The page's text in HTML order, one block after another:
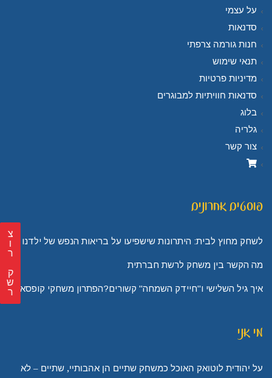
על עצמי
סדנאות
חנות גורמה צרפתי
תנאי שימוש
מדיניות פרטיות
סדנאות חוויתיות למבוגרים
בלוג
גלריה
צור קשר
פוסטים אחרונים
לשחק מחוץ לבית: היתרונות שישפיעו על בריאות הנפש של ילדנו
מה הקשר בין משחק לרשת חברתית
איך גיל השלישי ו"חיידק השמחה" קשורים?הפתרון משחקי קופסא!
מי אני
על יהודית לוטואק האוכל כמשחק שתיים הן אהבותיי, שתיים – לא
צ
ר
ק
ש
ר